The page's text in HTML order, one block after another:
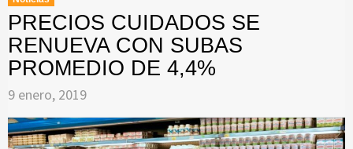
PRECIOS CUIDADOS SE
RENUEVA CON SUBAS
PROMEDIO DE 4,4%
9 enero, 2019